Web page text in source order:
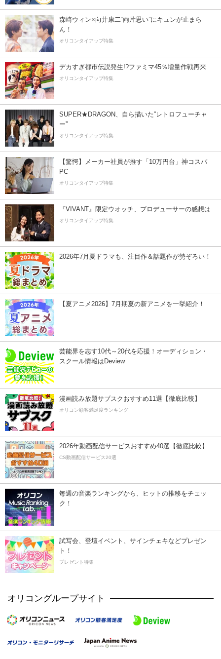
森崎ウィン×向井康二“両片思い”にキュンが止まら
ん！
オリコンタイアップ特集
デカすぎ都市伝説発生!?ファミマ45％増量作戦再来
オリコンタイアップ特集
SUPER★DRAGON、自ら描いた”レトロフューチャ
ー”
オリコンタイアップ特集
【驚愕】メーカー社員が推す「10万円台」神コスパ
PC
オリコンタイアップ特集
『VIVANT』限定ウオッチ、プロデューサーの感想は
オリコンタイアップ特集
2026年7月夏ドラマも、注目作＆話題作が勢ぞろい！
【夏アニメ2026】7月期夏の新アニメを一挙紹介！
芸能界を志す10代～20代を応援！オーディション・
スクール情報はDeview
漫画読み放題サブスクおすすめ11選【徹底比較】
オリコン顧客満足度ランキング
2026年動画配信サービスおすすめ40選【徹底比較】
CS動画配信サービス20選
毎週の音楽ランキングから、ヒットの推移をチェッ
ク！
試写会、登壇イベント、サインチェキなどプレゼン
ト！
プレゼント特集
オリコングループサイト